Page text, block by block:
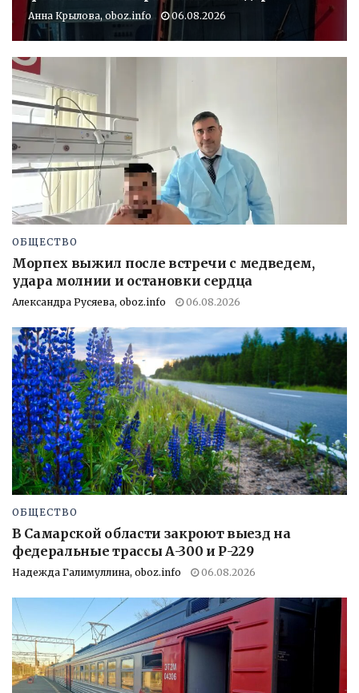
Анна Крылова, oboz.info 06.08.2026
ОБЩЕСТВО
Морпех выжил после встречи с медведем,
удара молнии и остановки сердца
Александра Русяева, oboz.info 06.08.2026
ОБЩЕСТВО
В Самарской области закроют выезд на
федеральные трассы А-300 и Р-229
Надежда Галимуллина, oboz.info 06.08.2026